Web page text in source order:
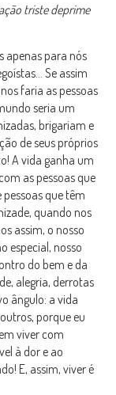
triste deprime
apenas para nós
Se assim
faria as pessoas
seria um
brigariam e
de seus próprios
A vida ganha um
as pessoas que
que têm
quando nos
assim, o nosso
especial, nosso
do bem e da
alegria, derrotas
ângulo: a vida
porque eu
viver com
à dor e ao
E, assim, viver é